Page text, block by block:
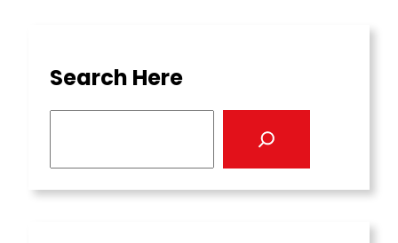
Search Here